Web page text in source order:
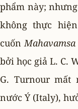
phẩm này;
không thực
cuốnMahavamsa
bởi học giả L. C.
G. Turnour mất
nước Ý (Italy),